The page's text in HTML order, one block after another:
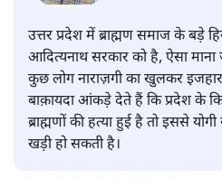
उत्तर प्रदेश में ब्राह्मण समाज के बड़े
आदित्यनाथ सरकार को है, ऐसा
कुछ लोग नाराज़गी का खुलकर
बाक़ायदा आंकड़े देते हैं कि प्रदेश के
ब्राह्मणों की हत्या हुई है तो इससे
खड़ी हो सकती है।